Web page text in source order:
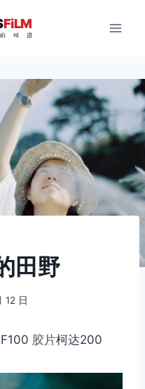
FiLM
的 味 道
田野
12 日
胶片柯达200